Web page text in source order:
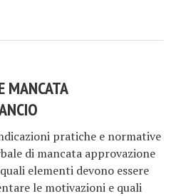
MANCATA
pratiche e normative
di mancata approvazione
elementi devono essere
le motivazioni e quali